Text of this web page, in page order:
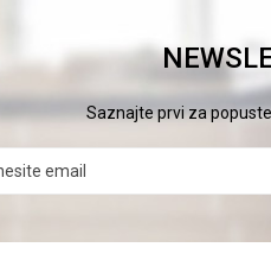
Saznajte prvi za